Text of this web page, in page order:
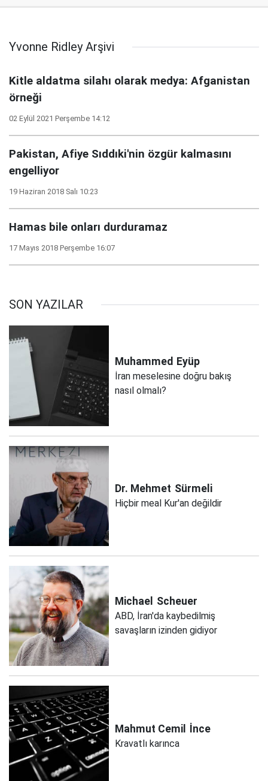
Yvonne Ridley Arşivi
Kitle aldatma silahı olarak medya: Afganistan
örneği
02 Eylül 2021 Perşembe 14:12
Pakistan, Afiye Sıddıki'nin özgür kalmasını
engelliyor
19 Haziran 2018 Salı 10:23
Hamas bile onları durduramaz
17 Mayıs 2018 Perşembe 16:07
SON YAZILAR
Muhammed Eyüp
İran meselesine doğru bakış
nasıl olmalı?
Dr. Mehmet Sürmeli
Hiçbir meal Kur'an değildir
Michael Scheuer
ABD, İran'da kaybedilmiş
savaşların izinden gidiyor
Mahmut Cemil İnce
Kravatlı karınca